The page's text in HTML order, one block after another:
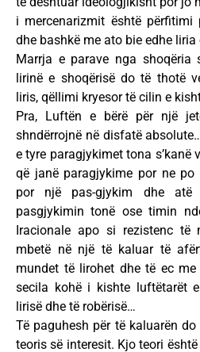
i mercenarizmit është përfitimi
dhe bashkë me ato bie edhe liria
Marrja e parave nga
lirinë e shoqërisë do të thotë
liris, qëllimi kryesor të cilin e
Pra, Luftën e bërë për një
shndërrojnë në disfatë
e tyre paragjykimet tona s’kanë
që janë paragjykime por ne
por një pas-gjykim dhe
pasgjykimin tonë ose timin
Iracionale apo si rezistenc të
mbetë në një të kaluar të
mundet të lirohet dhe të ec
secila kohë i kishte luftëtarët
lirisë dhe të robërisë…
Të paguhesh për të kaluarën
teoris së interesit. Kjo teori